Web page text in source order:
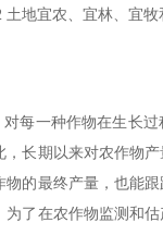
土地宜农、宜林、宜牧
一种作物在生长过
长期以来对农作物
的最终产量，也能
了在农作物监测和